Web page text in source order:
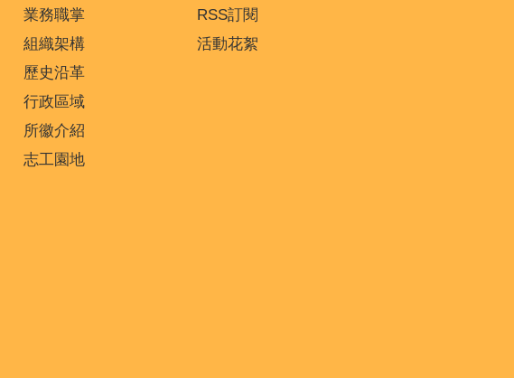
業務職掌
組織架構
歷史沿革
行政區域
所徽介紹
志工園地
RSS訂閱
活動花絮